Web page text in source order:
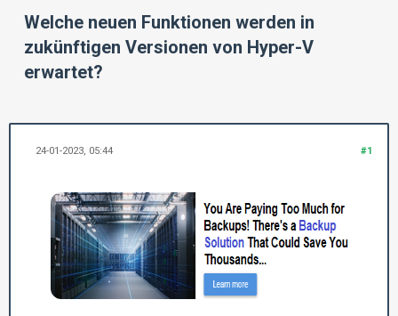
Welche neuen Funktionen werden in
zukünftigen Versionen von Hyper-V
erwartet?
#1
24-01-2023, 05:44